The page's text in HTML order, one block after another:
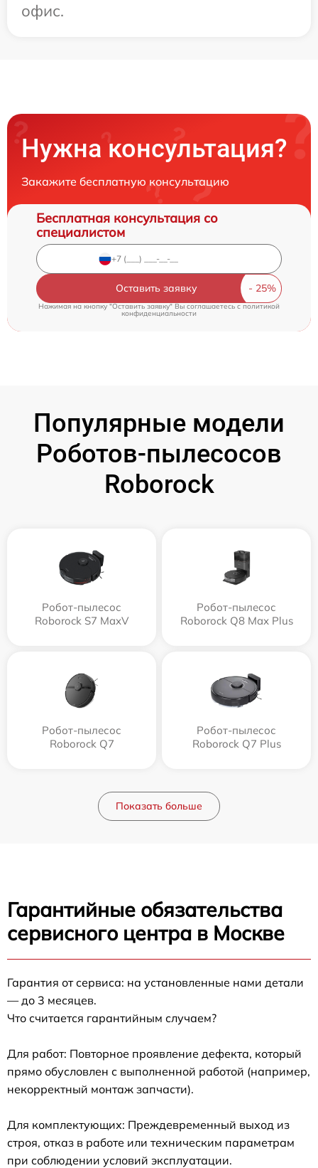
офис.
Нужна консультация?
Закажите бесплатную консультацию
Бесплатная консультация со
специалистом
Оставить заявку
Нажимая на кнопку "Оставить заявку" Вы соглашаетесь cполитикой
конфиденциальности
Популярные модели
Роботов-пылесосов
Roborock
Робот-пылесос
Roborock S7 MaxV
Робот-пылесос
Roborock Q8 Max Plus
Робот-пылесос
Roborock Q7
Робот-пылесос
Roborock Q7 Plus
Показать больше
Гарантийные обязательства
сервисного центра в Москве
Гарантия от сервиса: на установленные нами детали
— до 3 месяцев.
Что считается гарантийным случаем?
Для работ: Повторное проявление дефекта, который
прямо обусловлен с выполненной работой (например,
некорректный монтаж запчасти).
Для комплектующих: Преждевременный выход из
строя, отказ в работе или техническим параметрам
при соблюдении условий эксплуатации.